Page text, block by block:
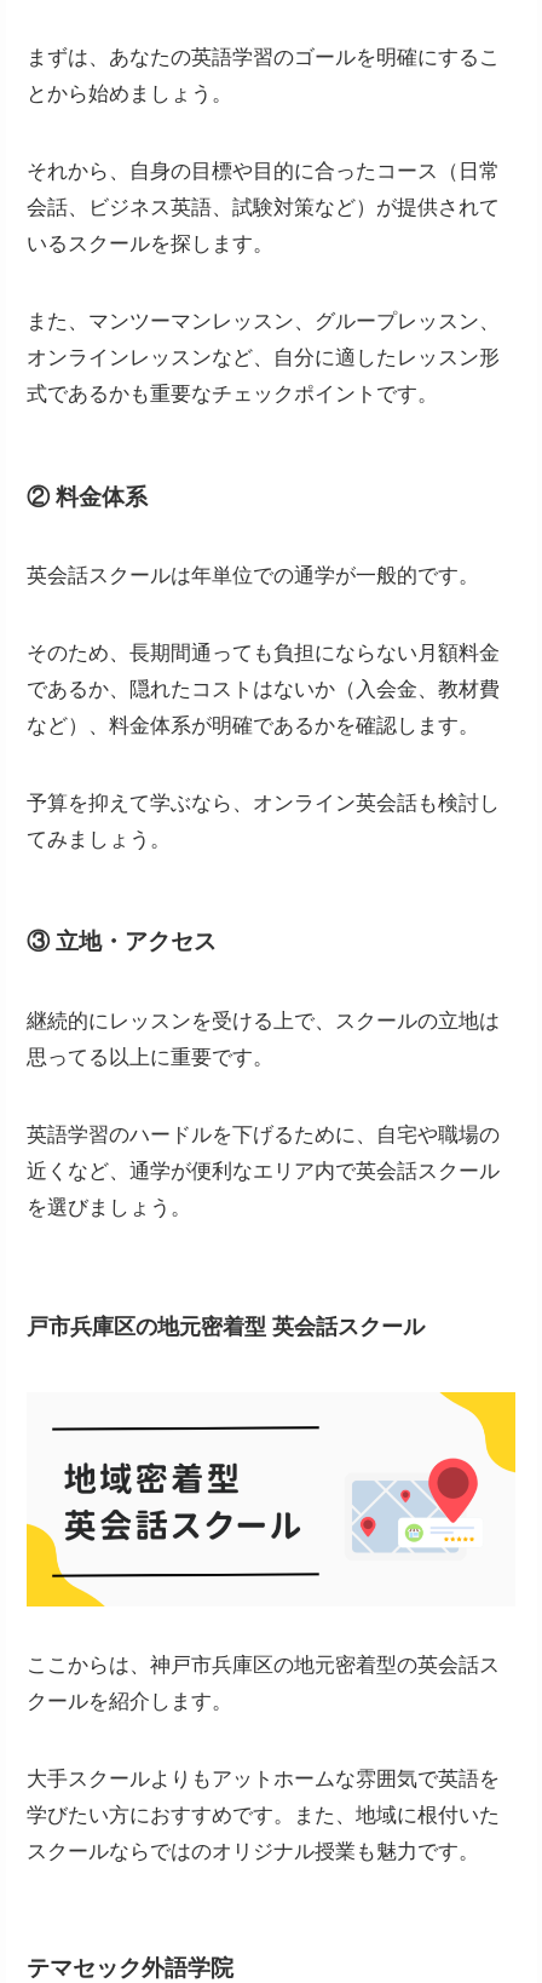
まずは、あなたの英語学習のゴールを明確にするこ
とから始めましょう。
それから、自身の目標や目的に合ったコース（日常
会話、ビジネス英語、試験対策など）が提供されて
いるスクールを探します。
また、マンツーマンレッスン、グループレッスン、
オンラインレッスンなど、自分に適したレッスン形
式であるかも重要なチェックポイントです。
② 料金体系
英会話スクールは年単位での通学が一般的です。
そのため、長期間通っても負担にならない月額料金
であるか、隠れたコストはないか（入会金、教材費
など）、料金体系が明確であるかを確認します。
予算を抑えて学ぶなら、オンライン英会話も検討し
てみましょう。
③ 立地・アクセス
継続的にレッスンを受ける上で、スクールの立地は
思ってる以上に重要です。
英語学習のハードルを下げるために、自宅や職場の
近くなど、通学が便利なエリア内で英会話スクール
を選びましょう。
戸市兵庫区の地元密着型 英会話スクール
ここからは、神戸市兵庫区の地元密着型の英会話ス
クールを紹介します。
大手スクールよりもアットホームな雰囲気で英語を
学びたい方におすすめです。また、地域に根付いた
スクールならではのオリジナル授業も魅力です。
テマセック外語学院